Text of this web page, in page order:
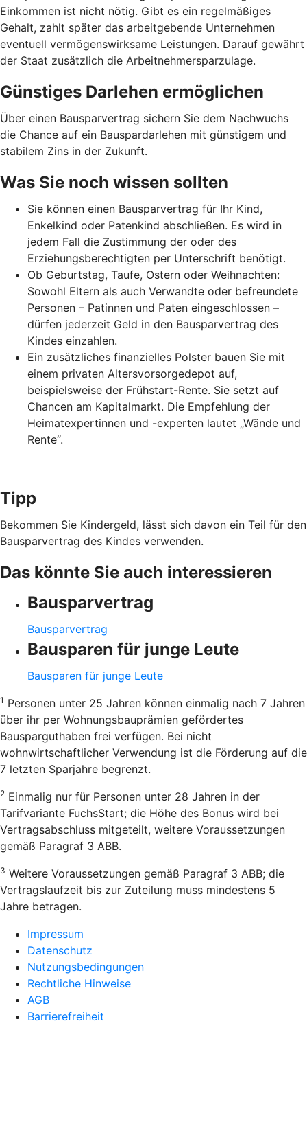
Einkommen ist nicht nötig. Gibt es ein regelmäßiges
Gehalt, zahlt später das arbeitgebende Unternehmen
eventuell vermögenswirksame Leistungen. Darauf gewährt
der Staat zusätzlich die Arbeitnehmer­spar­zulage.
Günstiges Darlehen ermöglichen
Über einen Bausparvertrag sichern Sie dem Nachwuchs
die Chance auf ein Bauspardarlehen mit günstigem und
stabilem Zins in der Zukunft.
Was Sie noch wissen sollten
Sie können einen Bausparvertrag für Ihr Kind,
Enkelkind oder Patenkind abschließen. Es wird in
jedem Fall die Zustimmung der oder des
Erziehungsberechtigten per Unterschrift benötigt.
Ob Geburtstag, Taufe, Ostern oder Weihnachten:
Sowohl Eltern als auch Verwandte oder befreundete
Personen – Patinnen und Paten eingeschlossen –
dürfen jederzeit Geld in den Bausparvertrag des
Kindes einzahlen.
Ein zusätzliches finanzielles Polster bauen Sie mit
einem privaten Altersvorsorgedepot auf,
beispielsweise der Frühstart-Rente. Sie setzt auf
Chancen am Kapitalmarkt. Die Empfehlung der
Heimatexpertinnen und -experten lautet „Wände und
Rente“.
Tipp
Bekommen Sie Kindergeld, lässt sich davon ein Teil für den
Bausparvertrag des Kindes verwenden.
Das könnte Sie auch interessieren
Bausparvertrag
Bausparvertrag
Bausparen für junge Leute
Bausparen für junge Leute
1 Personen unter 25 Jahren können einmalig nach 7 Jahren
über ihr per Wohnungsbauprämien gefördertes
Bausparguthaben frei verfügen. Bei nicht
wohnwirtschaftlicher Verwendung ist die Förderung auf die
7 letzten Sparjahre begrenzt.
2 Einmalig nur für Personen unter 28 Jahren in der
Tarifvariante FuchsStart; die Höhe des Bonus wird bei
Vertragsabschluss mitgeteilt, weitere Voraussetzungen
gemäß Paragraf 3 ABB.
3 Weitere Voraussetzungen gemäß Paragraf 3 ABB; die
Vertragslaufzeit bis zur Zuteilung muss mindestens 5
Jahre betragen.
Impressum
Datenschutz
Nutzungsbedingungen
Rechtliche Hinweise
AGB
Barrierefreiheit